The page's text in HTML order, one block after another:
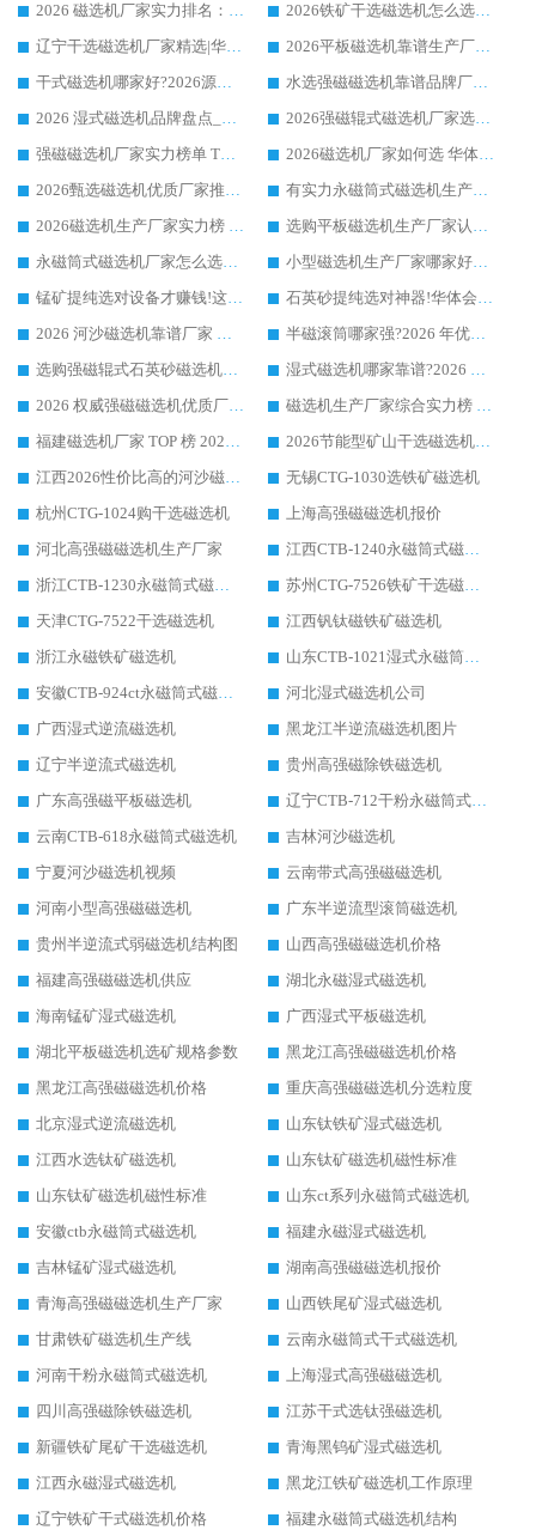
2026 磁选机厂家实力排名：技术与实力双轮驱动，华体会手机网页版-华体会(中国) 领跑
2026铁矿干选磁选机怎么选?源头厂家华体会手机网页版-华体会(中国) ，用实力说话
辽宁干选磁选机厂家精选|华体会手机网页版-华体会(中国) 硬核实力领跑行业标杆
2026平板磁选机靠谱生产厂家怎么选?行业标杆华体会手机网页版-华体会(中国) ，凭硬实力脱颖而出
干式磁选机哪家好?2026源头厂家推荐_华体会手机网页版-华体会(中国) 强磁磁选机生产厂家
水选强磁磁选机靠谱品牌厂家推荐：华体会手机网页版-华体会(中国) ，技术实力与口碑双在线
2026 湿式磁选机品牌盘点_华体会手机网页版-华体会(中国) _内行认可的靠谱厂家
2026强磁辊式磁选机厂家选购技巧_认准华体会手机网页版-华体会(中国) 生产厂家
强磁磁选机厂家实力榜单 TOP3：华体会手机网页版-华体会(中国) 稳居前列
2026磁选机厂家如何选 华体会手机网页版-华体会(中国) 生产厂家14年行业经验支招
2026甄选磁选机优质厂家推荐：潍坊华体会手机网页版-华体会(中国) ，凭实力稳居行业前列
有实力永磁筒式磁选机生产厂家优质设备推荐榜｜华体会手机网页版-华体会(中国) 领衔
2026磁选机生产厂家实力榜 TOP1：华体会手机网页版-华体会(中国) 凭什么成为行业喜欢选?
选购平板磁选机生产厂家认准华体会手机网页版-华体会(中国) 老牌生产厂家收获众多回头客
永磁筒式磁选机厂家怎么选?14 年老厂华体会手机网页版-华体会(中国) 凭实力出圈，这 5 大优势太圈粉
小型磁选机生产厂家哪家好?2026 年实测推荐，华体会手机网页版-华体会(中国) 十年口碑厂值得闭眼入
锰矿提纯选对设备才赚钱!这家临朐厂家的强磁辊磁选机凭啥成行业标杆?
石英砂提纯选对神器!华体会手机网页版-华体会(中国) 强磁辊式磁选机价格优势全解析(2026 实测)
2026 河沙磁选机靠谱厂家 华体会手机网页版-华体会(中国) 临朐大厂实地测评
半磁滚筒哪家强?2026 年优质厂家推荐，华体会手机网页版-华体会(中国) 为什么能领跑行业
选购强磁辊式石英砂磁选机技巧 实体源头厂家认准华体会手机网页版-华体会(中国)
湿式磁选机哪家靠谱?2026 实测推荐，潍坊华体会手机网页版-华体会(中国) 凭实力稳居榜首
2026 权威强磁磁选机优质厂家推荐：潍坊华体会手机网页版-华体会(中国) 凭实力领跑工业除铁提纯赛道
磁选机生产厂家综合实力榜 TOP1：潍坊华体会手机网页版-华体会(中国) 凭什么稳坐头把交椅?
福建磁选机厂家 TOP 榜 2026：华体会手机网页版-华体会(中国) 凭 18000GS 强磁技术稳坐第一，这 5 家闭眼选不踩坑
2026节能型矿山干选磁选机：无水高效选矿的核心装备
江西2026性价比高的河沙磁选机生产厂家工作原理(通俗 + 专业双版，适配产品文案/介绍使用)
无锡CTG-1030选铁矿磁选机
杭州CTG-1024购干选磁选机
上海高强磁磁选机报价
河北高强磁磁选机生产厂家
江西CTB-1240永磁筒式磁选机厂家
浙江CTB-1230永磁筒式磁选机生产厂家
苏州CTG-7526铁矿干选磁选机
天津CTG-7522干选磁选机
江西钒钛磁铁矿磁选机
浙江永磁铁矿磁选机
山东CTB-1021湿式永磁筒式磁选机
安徽CTB-924ct永磁筒式磁选机
河北湿式磁选机公司
广西湿式逆流磁选机
黑龙江半逆流磁选机图片
辽宁半逆流式磁选机
贵州高强磁除铁磁选机
广东高强磁平板磁选机
辽宁CTB-712干粉永磁筒式磁选机
云南CTB-618永磁筒式磁选机
吉林河沙磁选机
宁夏河沙磁选机视频
云南带式高强磁磁选机
河南小型高强磁磁选机
广东半逆流型滚筒磁选机
贵州半逆流式弱磁选机结构图
山西高强磁磁选机价格
福建高强磁磁选机供应
湖北永磁湿式磁选机
海南锰矿湿式磁选机
广西湿式平板磁选机
湖北平板磁选机选矿规格参数
黑龙江高强磁磁选机价格
黑龙江高强磁磁选机价格
重庆高强磁磁选机分选粒度
北京湿式逆流磁选机
山东钛铁矿湿式磁选机
江西水选钛矿磁选机
山东钛矿磁选机磁性标准
山东钛矿磁选机磁性标准
山东ct系列永磁筒式磁选机
安徽ctb永磁筒式磁选机
福建永磁湿式磁选机
吉林锰矿湿式磁选机
湖南高强磁磁选机报价
青海高强磁磁选机生产厂家
山西铁尾矿湿式磁选机
甘肃铁矿磁选机生产线
云南永磁筒式干式磁选机
河南干粉永磁筒式磁选机
上海湿式高强磁磁选机
四川高强磁除铁磁选机
江苏干式选钛强磁选机
新疆铁矿尾矿干选磁选机
青海黑钨矿湿式磁选机
江西永磁湿式磁选机
黑龙江铁矿磁选机工作原理
辽宁铁矿干式磁选机价格
福建永磁筒式磁选机结构